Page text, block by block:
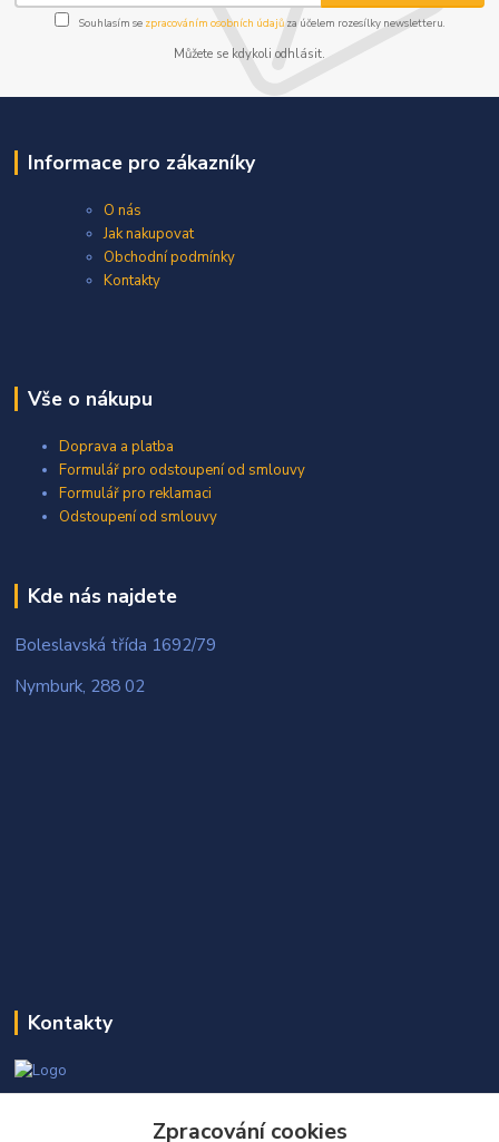
Souhlasím se zpracováním osobních údajůza účelem rozesílky newsletteru.
Můžete se kdykoli odhlásit.
Informace pro zákazníky
O nás
Jak nakupovat
Obchodní podmínky
Kontakty
Vše o nákupu
Doprava a platba
Formulář pro odstoupení od smlouvy
Formulář pro reklamaci
Odstoupení od smlouvy
Kde nás najdete
Boleslavská třída 1692/79
Nymburk, 288 02
Kontakty
+420 605 298 968Zpracování cookies